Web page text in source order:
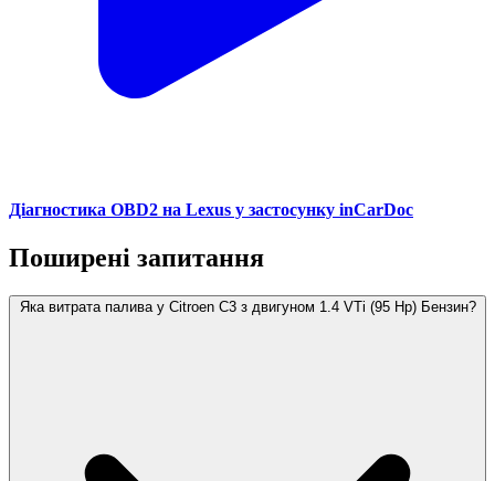
Діагностика OBD2 на Lexus у застосунку inCarDoc
Поширені запитання
Яка витрата палива у Citroen C3 з двигуном 1.4 VTi (95 Hp) Бензин?